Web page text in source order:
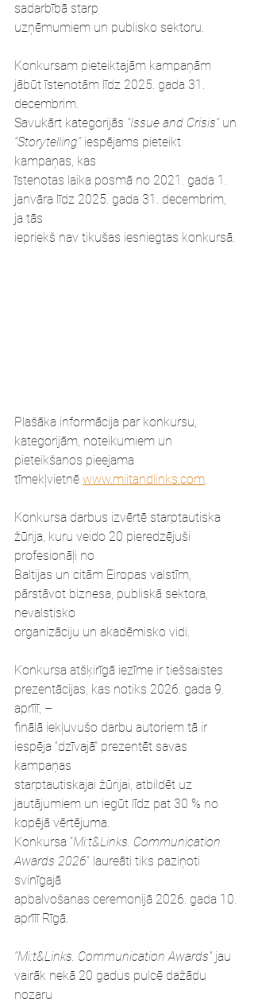
sadarbībā starp
uzņēmumiem un publisko sektoru.
Konkursam pieteiktajām kampaņām
jābūt īstenotām līdz 2025. gada 31.
decembrim.
Savukārt kategorijās “Issue and Crisis” un
“Storytelling” iespējams pieteikt
kampaņas, kas
īstenotas laika posmā no 2021. gada 1.
janvāra līdz 2025. gada 31. decembrim,
ja tās
iepriekš nav tikušas iesniegtas konkursā.
Plašāka informācija par konkursu,
kategorijām, noteikumiem un
pieteikšanos pieejama
tīmekļvietnē www.miitandlinks.com
Konkursa darbus izvērtē starptautiska
žūrija, kuru veido 20 pieredzējuši
profesionāļi no
Baltijas un citām Eiropas valstīm,
pārstāvot biznesa, publiskā sektora,
nevalstisko
organizāciju un akadēmisko vidi.
Konkursa atšķirīgā iezīme ir tiešsaistes
prezentācijas, kas notiks 2026. gada 9.
aprīlī, –
finālā iekļuvušo darbu autoriem tā ir
iespēja “dzīvajā” prezentēt savas
kampaņas
starptautiskajai žūrijai, atbildēt uz
jautājumiem un iegūt līdz pat 30 % no
kopējā vērtējuma.
Konkursa “Mi:t&Links. Communication
Awards 2026” laureāti tiks paziņoti
svinīgajā
apbalvošanas ceremonijā 2026. gada 10.
aprīlī Rīgā.
“Mi:t&Links. Communication Awards” jau
vairāk nekā 20 gadus pulcē dažādu
nozaru